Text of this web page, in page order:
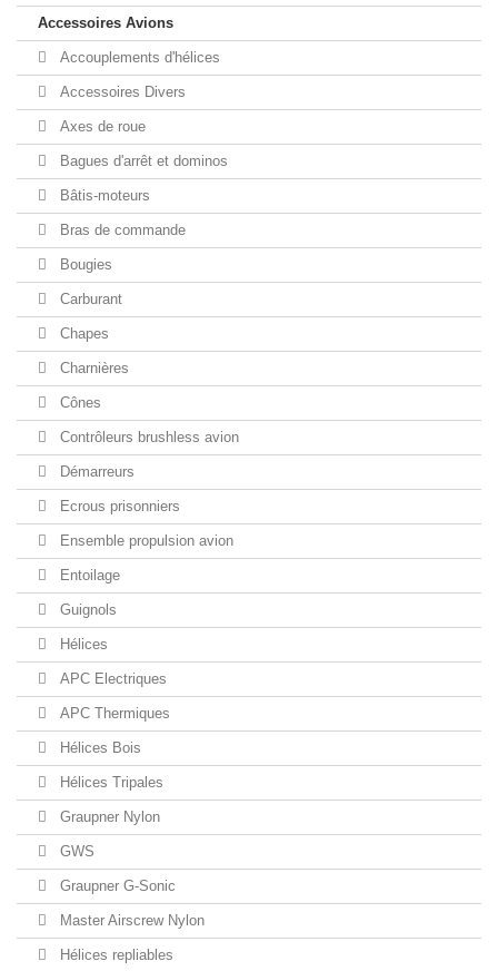
Accessoires Avions
Accouplements d'hélices
Accessoires Divers
Axes de roue
Bagues d'arrêt et dominos
Bâtis-moteurs
Bras de commande
Bougies
Carburant
Chapes
Charnières
Cônes
Contrôleurs brushless avion
Démarreurs
Ecrous prisonniers
Ensemble propulsion avion
Entoilage
Guignols
Hélices
APC Electriques
APC Thermiques
Hélices Bois
Hélices Tripales
Graupner Nylon
GWS
Graupner G-Sonic
Master Airscrew Nylon
Hélices repliables